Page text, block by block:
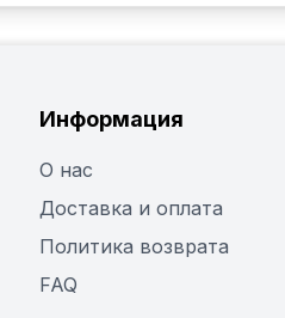
Информация
О нас
Доставка и оплата
Политика возврата
FAQ